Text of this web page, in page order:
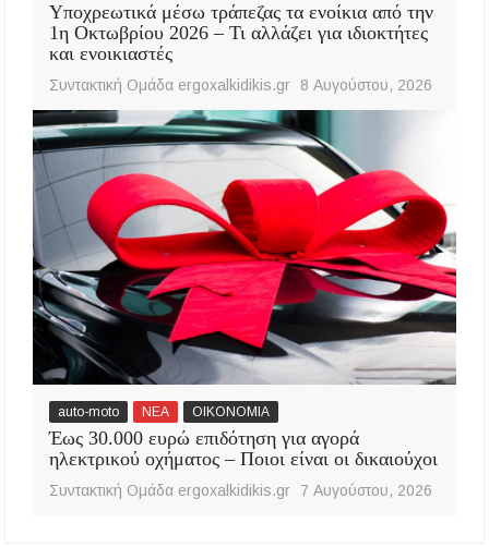
Υποχρεωτικά μέσω τράπεζας τα ενοίκια από την
1η Οκτωβρίου 2026 – Τι αλλάζει για ιδιοκτήτες
και ενοικιαστές
Συντακτική Ομάδα ergoxalkidikis.gr 8 Αυγούστου, 2026
auto-moto ΝΕΑ ΟΙΚΟΝΟΜΙΑ
Έως 30.000 ευρώ επιδότηση για αγορά
ηλεκτρικού οχήματος – Ποιοι είναι οι δικαιούχοι
Συντακτική Ομάδα ergoxalkidikis.gr 7 Αυγούστου, 2026